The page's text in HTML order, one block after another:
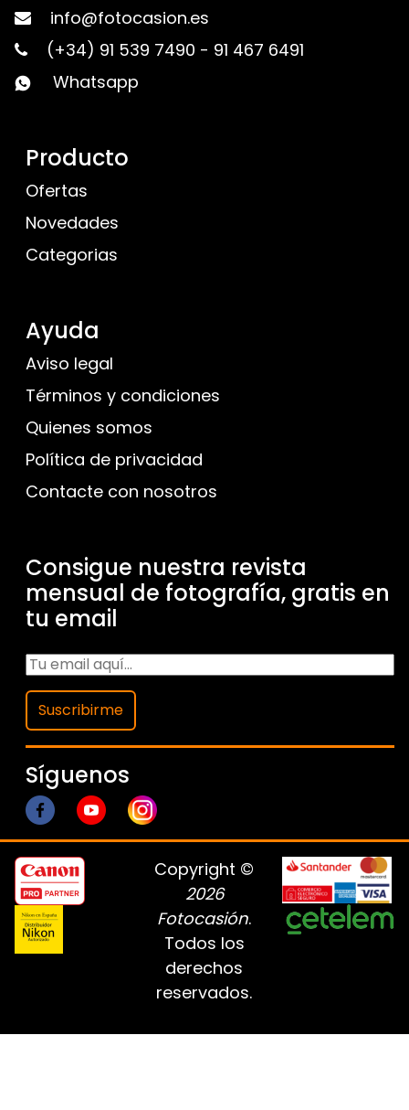
info@fotocasion.es
(+34) 91 539 7490 - 91 467 6491
Whatsapp
Producto
Ofertas
Novedades
Categorias
Ayuda
Aviso legal
Términos y condiciones
Quienes somos
Política de privacidad
Contacte con nosotros
Consigue nuestra revista
mensual de fotografía, gratis en
tu email
Suscribirme
Síguenos
Copyright ©
2026
Fotocasión.
Todos los
derechos
reservados.